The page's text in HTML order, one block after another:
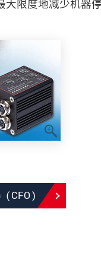
限度地减少机器停
(CFO)